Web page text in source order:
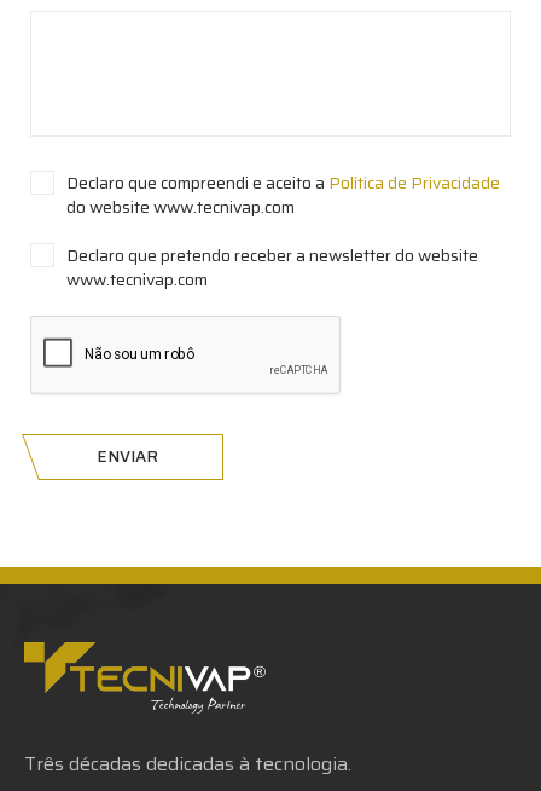
Declaro que compreendi e aceito a Política de Privacidade
do website www.tecnivap.com
Declaro que pretendo receber a newsletter do website
www.tecnivap.com
ENVIAR
Três décadas dedicadas à tecnologia.